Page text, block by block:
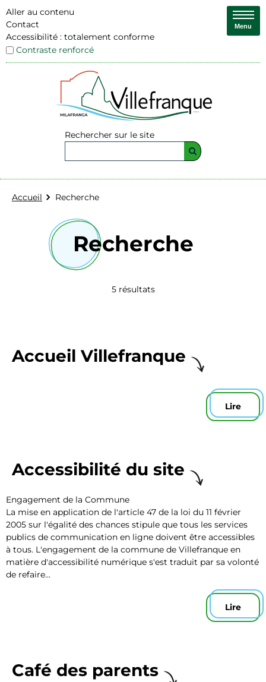
Aller au contenu
Contact
Accessibilité : totalement conforme
Contraste renforcé
Rechercher sur le site
Menu
Accueil Recherche
Recherche
5 résultats
Accueil Villefranque
Lire
Accessibilité du site
Engagement de la Commune
La mise en application de l'article 47 de la loi du 11 février
2005 sur l'égalité des chances stipule que tous les services
publics de communication en ligne doivent être accessibles
à tous. L'engagement de la commune de Villefranque en
matière d'accessibilité numérique s'est traduit par sa volonté
de refaire...
Lire
Café des parents